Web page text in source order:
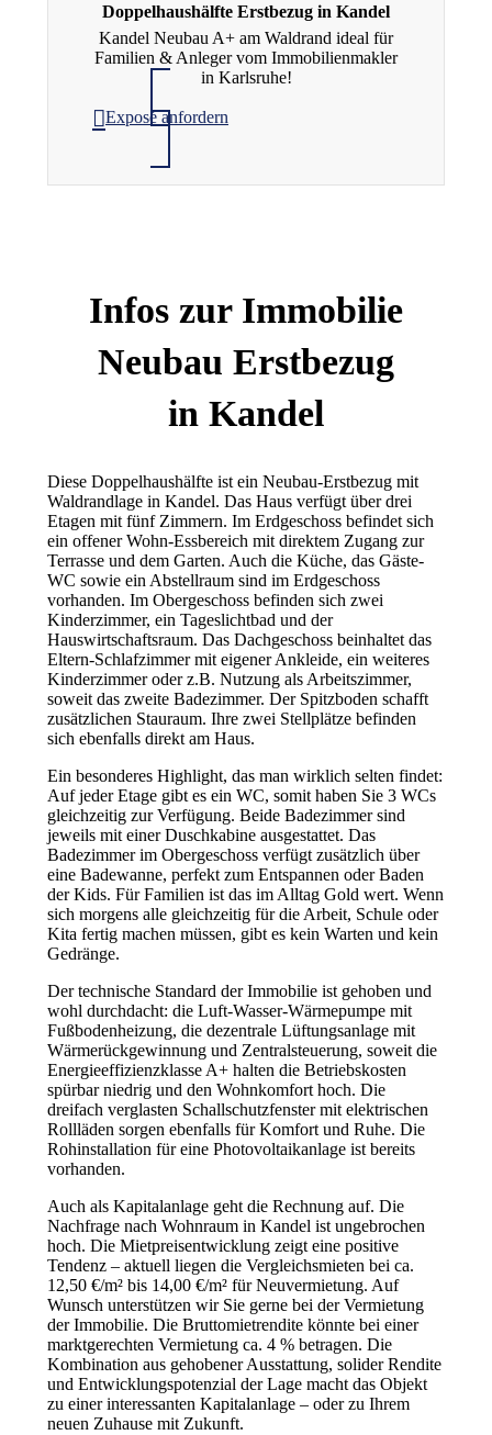
Doppelhaushälfte Erstbezug in Kandel
Kandel Neubau A+ am Waldrand ideal für
Familien & Anleger vom Immobilienmakler
in Karlsruhe!
Exposé anfordern
Infos zur Immobilie
Neubau Erstbezug
in Kandel
Diese Doppelhaushälfte ist ein Neubau-Erstbezug mit
Waldrandlage in Kandel. Das Haus verfügt über drei
Etagen mit fünf Zimmern. Im Erdgeschoss befindet sich
ein offener Wohn-Essbereich mit direktem Zugang zur
Terrasse und dem Garten. Auch die Küche, das Gäste-
WC sowie ein Abstellraum sind im Erdgeschoss
vorhanden. Im Obergeschoss befinden sich zwei
Kinderzimmer, ein Tageslichtbad und der
Hauswirtschaftsraum. Das Dachgeschoss beinhaltet das
Eltern-Schlafzimmer mit eigener Ankleide, ein weiteres
Kinderzimmer oder z.B. Nutzung als Arbeitszimmer,
soweit das zweite Badezimmer. Der Spitzboden schafft
zusätzlichen Stauraum. Ihre zwei Stellplätze befinden
sich ebenfalls direkt am Haus.
Ein besonderes Highlight, das man wirklich selten findet:
Auf jeder Etage gibt es ein WC, somit haben Sie 3 WCs
gleichzeitig zur Verfügung. Beide Badezimmer sind
jeweils mit einer Duschkabine ausgestattet. Das
Badezimmer im Obergeschoss verfügt zusätzlich über
eine Badewanne, perfekt zum Entspannen oder Baden
der Kids. Für Familien ist das im Alltag Gold wert. Wenn
sich morgens alle gleichzeitig für die Arbeit, Schule oder
Kita fertig machen müssen, gibt es kein Warten und kein
Gedränge.
Der technische Standard der Immobilie ist gehoben und
wohl durchdacht: die Luft-Wasser-Wärmepumpe mit
Fußbodenheizung, die dezentrale Lüftungsanlage mit
Wärmerückgewinnung und Zentralsteuerung, soweit die
Energieeffizienzklasse A+ halten die Betriebskosten
spürbar niedrig und den Wohnkomfort hoch. Die
dreifach verglasten Schallschutzfenster mit elektrischen
Rollläden sorgen ebenfalls für Komfort und Ruhe. Die
Rohinstallation für eine Photovoltaikanlage ist bereits
vorhanden.
Auch als Kapitalanlage geht die Rechnung auf. Die
Nachfrage nach Wohnraum in Kandel ist ungebrochen
hoch. Die Mietpreisentwicklung zeigt eine positive
Tendenz – aktuell liegen die Vergleichsmieten bei ca.
12,50 €/m² bis 14,00 €/m² für Neuvermietung. Auf
Wunsch unterstützen wir Sie gerne bei der Vermietung
der Immobilie. Die Bruttomietrendite könnte bei einer
marktgerechten Vermietung ca. 4 % betragen. Die
Kombination aus gehobener Ausstattung, solider Rendite
und Entwicklungspotenzial der Lage macht das Objekt
zu einer interessanten Kapitalanlage – oder zu Ihrem
neuen Zuhause mit Zukunft.